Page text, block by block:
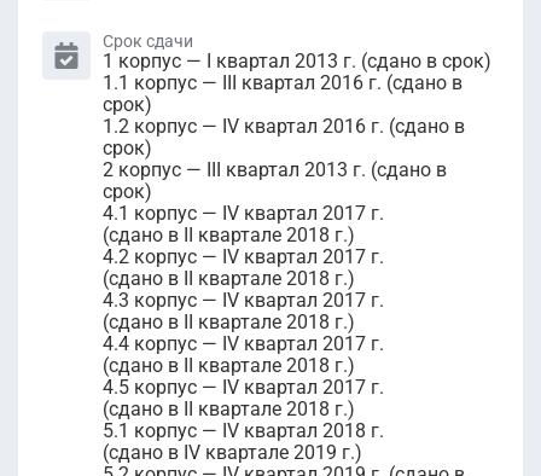
Срок сдачи
1 корпус — I квартал 2013 г. (сдано в срок)
1.1 корпус — III квартал 2016 г. (сдано в
срок)
1.2 корпус — IV квартал 2016 г. (сдано в
срок)
2 корпус — III квартал 2013 г. (сдано в
срок)
4.1 корпус — IV квартал 2017 г.
(сдано в II квартале 2018 г.)
4.2 корпус — IV квартал 2017 г.
(сдано в II квартале 2018 г.)
4.3 корпус — IV квартал 2017 г.
(сдано в II квартале 2018 г.)
4.4 корпус — IV квартал 2017 г.
(сдано в II квартале 2018 г.)
4.5 корпус — IV квартал 2017 г.
(сдано в II квартале 2018 г.)
5.1 корпус — IV квартал 2018 г.
(сдано в IV квартале 2019 г.)